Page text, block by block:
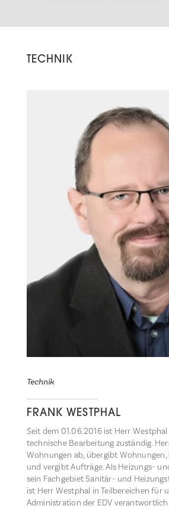
TECHNIK
Technik
FRANK WESTPHAL
Seit dem 01.06.2016 ist Herr
technische Bearbeitung zuständig.
Wohnungen ab, übergibt
und vergibt Aufträge. Als Heizungs-
sein Fachgebiet Sanitär- und
ist Herr Westphal in Teilbereichen für
Administration der EDV verantwortlich.